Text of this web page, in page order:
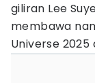
giliran Lee
membawa
Universe 2025